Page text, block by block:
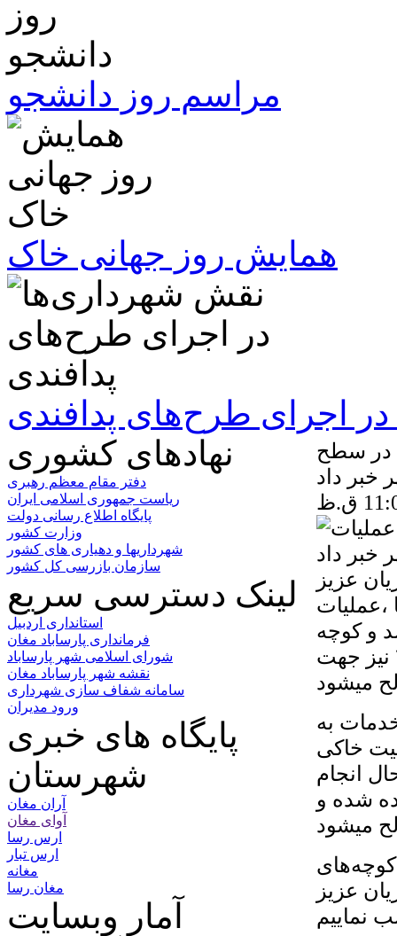
مراسم روز دانشجو
همایش روز جهانی خاک
اجرای طرح‌های پدافندی
در سطح
خبر داد
عزیز
می باشد و کوچه
سبحان ۲ نیز جهت آسفالت ریزی آماده شده و کوچه ۳ نیز جهت
به
خاکی
ریزی کوچه سبحان ۱ در حال انجام
آماده شده و
کوچه‌های
عزیز
نهادهای کشوری
دفتر مقام معظم رهبری
ریاست جمهوری اسلامی ایران
پایگاه اطلاع رسانی دولت
وزارت کشور
شهرداریها و دهیاری های کشور
سازمان بازرسی کل کشور
لینک دسترسی سریع
استانداری اردبیل
فرمانداری پارساباد مغان
شورای اسلامی شهر پارساباد
نقشه شهر پارساباد مغان
سامانه شفاف سازی شهرداری
ورود مدیران
پایگاه های خبری
شهرستان
آران مغان
آوای مغان
ارس رسا
ارس تبار
مغانه
مغان رسا
آمار وبسایت